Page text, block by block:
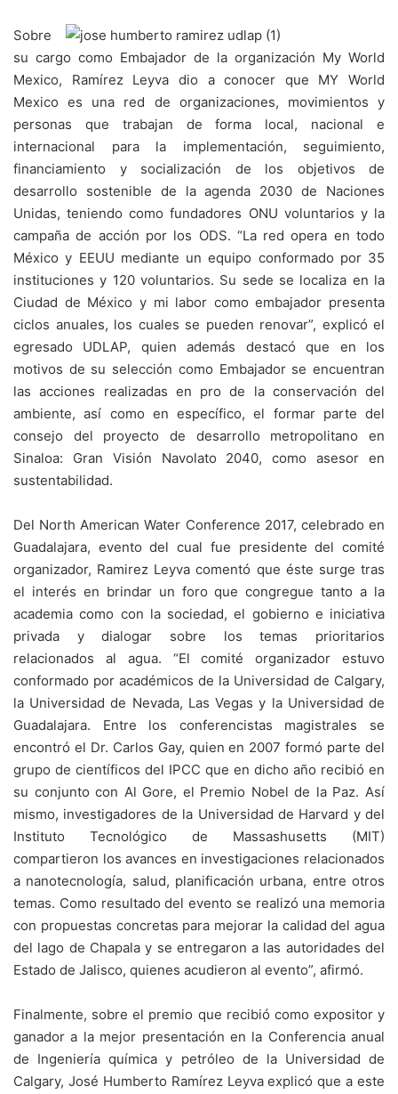
Sobre
su cargo como Embajador de la organización My World
Mexico, Ramírez Leyva dio a conocer que MY World
Mexico es una red de organizaciones, movimientos y
personas que trabajan de forma local, nacional e
internacional para la implementación, seguimiento,
financiamiento y socialización de los objetivos de
desarrollo sostenible de la agenda 2030 de Naciones
Unidas, teniendo como fundadores ONU voluntarios y la
campaña de acción por los ODS. “La red opera en todo
México y EEUU mediante un equipo conformado por 35
instituciones y 120 voluntarios. Su sede se localiza en la
Ciudad de México y mi labor como embajador presenta
ciclos anuales, los cuales se pueden renovar”, explicó el
egresado UDLAP, quien además destacó que en los
motivos de su selección como Embajador se encuentran
las acciones realizadas en pro de la conservación del
ambiente, así como en específico, el formar parte del
consejo del proyecto de desarrollo metropolitano en
Sinaloa: Gran Visión Navolato 2040, como asesor en
sustentabilidad.
Del North American Water Conference 2017, celebrado en
Guadalajara, evento del cual fue presidente del comité
organizador, Ramirez Leyva comentó que éste surge tras
el interés en brindar un foro que congregue tanto a la
academia como con la sociedad, el gobierno e iniciativa
privada y dialogar sobre los temas prioritarios
relacionados al agua. “El comité organizador estuvo
conformado por académicos de la Universidad de Calgary,
la Universidad de Nevada, Las Vegas y la Universidad de
Guadalajara. Entre los conferencistas magistrales se
encontró el Dr. Carlos Gay, quien en 2007 formó parte del
grupo de científicos del IPCC que en dicho año recibió en
su conjunto con Al Gore, el Premio Nobel de la Paz. Así
mismo, investigadores de la Universidad de Harvard y del
Instituto Tecnológico de Massashusetts (MIT)
compartieron los avances en investigaciones relacionados
a nanotecnología, salud, planificación urbana, entre otros
temas. Como resultado del evento se realizó una memoria
con propuestas concretas para mejorar la calidad del agua
del lago de Chapala y se entregaron a las autoridades del
Estado de Jalisco, quienes acudieron al evento”, afirmó.
Finalmente, sobre el premio que recibió como expositor y
ganador a la mejor presentación en la Conferencia anual
de Ingeniería química y petróleo de la Universidad de
Calgary, José Humberto Ramírez Leyva explicó que a este